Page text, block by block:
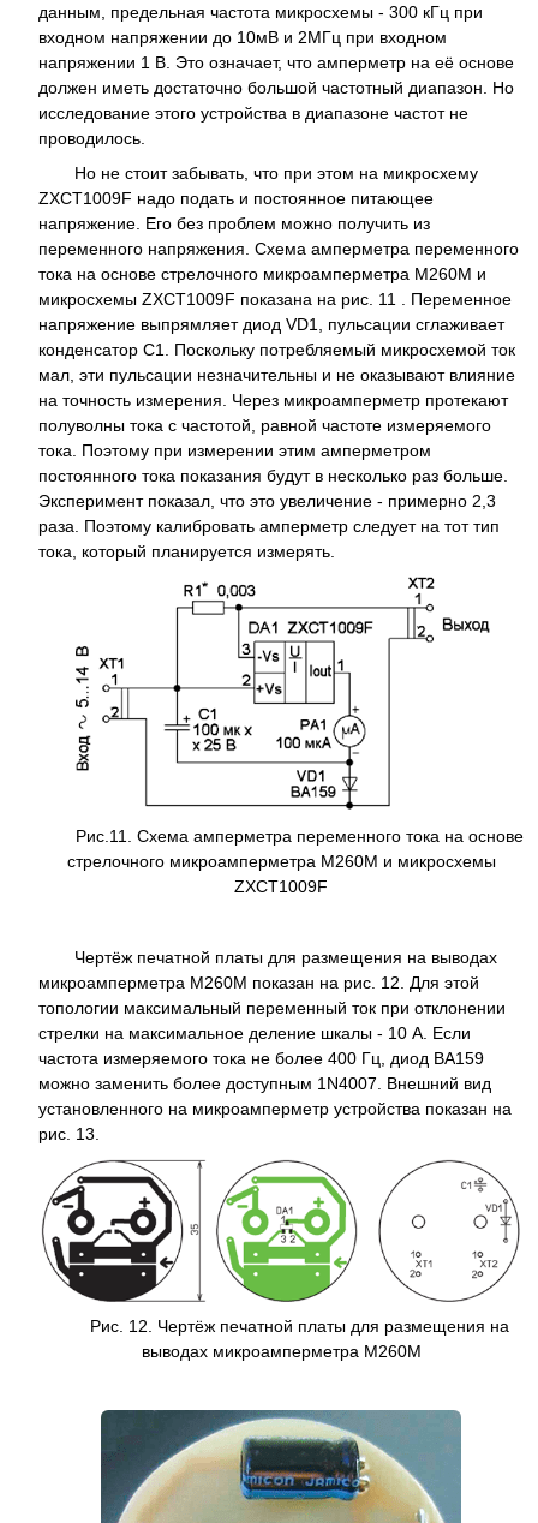
данным, предельная частота микросхемы - 300 кГц при
входном напряжении до 10мВ и 2МГц при входном
напряжении 1 В. Это означает, что амперметр на её основе
должен иметь достаточно большой частотный диапазон. Но
исследование этого устройства в диапазоне частот не
проводилось.
Но не стоит забывать, что при этом на микросхему
ZXCT1009F надо подать и постоянное питающее
напряжение. Его без проблем можно получить из
переменного напряжения. Схема амперметра переменного
тока на основе стрелочного микроамперметра М260М и
микросхемы ZXCT1009F показана на рис. 11 . Переменное
напряжение выпрямляет диод VD1, пульсации сглаживает
конденсатор С1. Поскольку потребляемый микросхемой ток
мал, эти пульсации незначительны и не оказывают влияние
на точность измерения. Через микроамперметр протекают
полуволны тока с частотой, равной частоте измеряемого
тока. Поэтому при измерении этим амперметром
постоянного тока показания будут в несколько раз больше.
Эксперимент показал, что это увеличение - примерно 2,3
раза. Поэтому калибровать амперметр следует на тот тип
тока, который планируется измерять.
Рис.11. Схема амперметра переменного тока на основе
стрелочного микроамперметра М260М и микросхемы
ZXCT1009F
Чертёж печатной платы для размещения на выводах
микроамперметра М260М показан на рис. 12. Для этой
топологии максимальный переменный ток при отклонении
стрелки на максимальное деление шкалы - 10 А. Если
частота измеряемого тока не более 400 Гц, диод BA159
можно заменить более доступным 1N4007. Внешний вид
установленного на микроамперметр устройства показан на
рис. 13.
Рис. 12. Чертёж печатной платы для размещения на
выводах микроамперметра М260М